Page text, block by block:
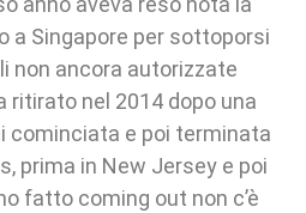
a Singapore per sottoporsi
non ancora autorizzate
ritirato nel 2014 dopo una
cominciata e poi terminata
prima in New Jersey e poi
fatto coming out non c’è